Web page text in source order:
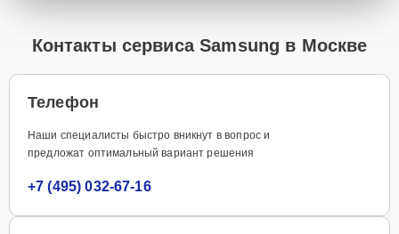
Контакты сервиса Samsung в Москве
Телефон
Наши специалисты быстро вникнут в вопрос и
предложат оптимальный вариант решения
+7 (495) 032-67-16